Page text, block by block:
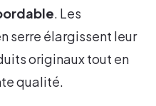
. Les
serre élargissent leur
originaux tout en
qualité.